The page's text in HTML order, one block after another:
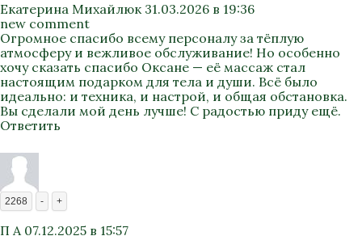
Екатерина Михайлюк 31.03.2026 в 19:36
new comment
Огромное спасибо всему персоналу за тёплую
атмосферу и вежливое обслуживание! Но особенно
хочу сказать спасибо Оксане — её массаж стал
настоящим подарком для тела и души. Всё было
идеально: и техника, и настрой, и общая обстановка.
Вы сделали мой день лучше! С радостью приду ещё.
Ответить
2268 - +
П А 07.12.2025 в 15:57